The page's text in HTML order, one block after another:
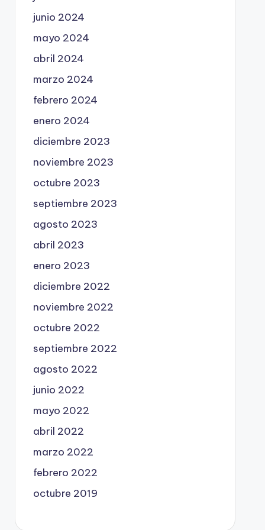
junio 2024
mayo 2024
abril 2024
marzo 2024
febrero 2024
enero 2024
diciembre 2023
noviembre 2023
octubre 2023
septiembre 2023
agosto 2023
abril 2023
enero 2023
diciembre 2022
noviembre 2022
octubre 2022
septiembre 2022
agosto 2022
junio 2022
mayo 2022
abril 2022
marzo 2022
febrero 2022
octubre 2019